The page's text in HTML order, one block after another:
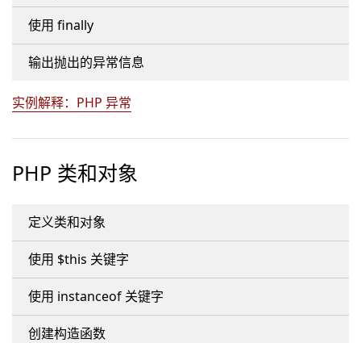
使用 finally
输出抛出的异常信息
实例解释：PHP 异常
PHP 类和对象
定义类和对象
使用 $this 关键字
使用 instanceof 关键字
创建构造函数